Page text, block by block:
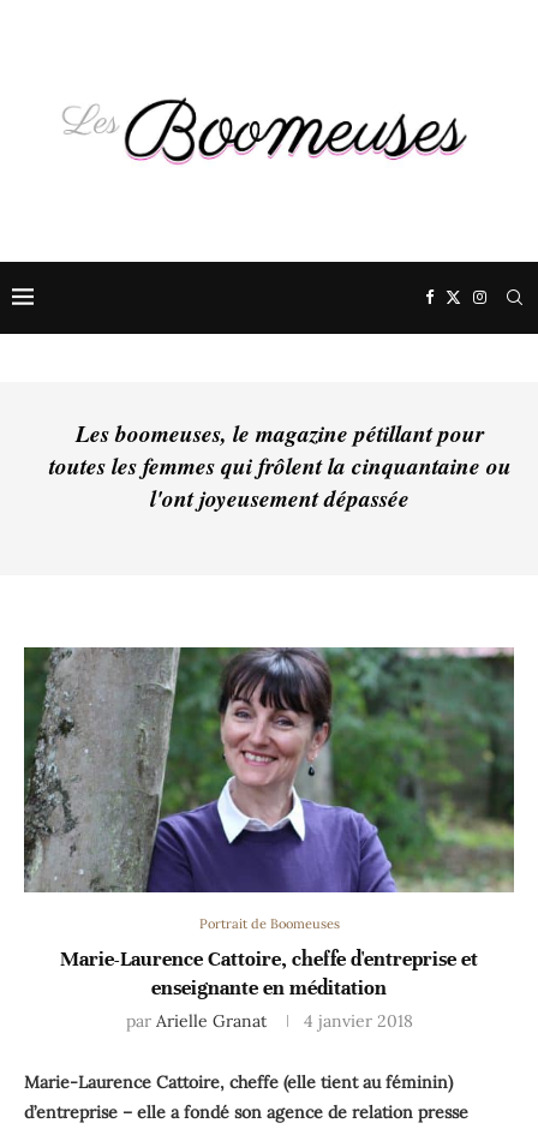
Les boomeuses, le magazine pétillant pour
toutes les femmes qui frôlent la cinquantaine ou
l'ont joyeusement dépassée
Portrait de Boomeuses
Marie-Laurence Cattoire, cheffe d'entreprise et
enseignante en méditation
par Arielle Granat 4 janvier 2018
Marie-Laurence Cattoire, cheffe (elle tient au féminin)
d’entreprise – elle a fondé son agence de relation presse